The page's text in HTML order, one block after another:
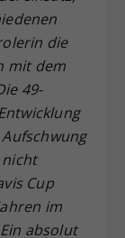
die
mit dem
49-
Cup
im
absolut
Consent-
eine
die
eingestellt